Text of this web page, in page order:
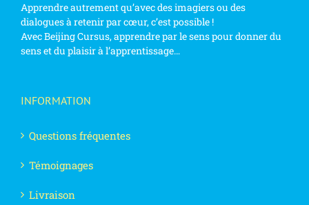
Apprendre autrement qu’avec des imagiers ou des
dialogues à retenir par cœur, c’est possible !
Avec Beijing Cursus, apprendre par le sens pour donner du
sens et du plaisir à l’apprentissage…
INFORMATION
Questions fréquentes
Témoignages
Livraison